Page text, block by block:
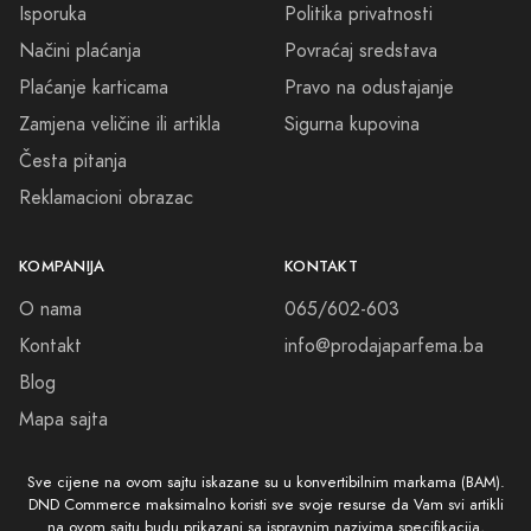
Isporuka
Načini plaćanja
Plaćanje karticama
Zamjena veličine ili artikla
Česta pitanja
Reklamacioni obrazac
Politika privatnosti
Povraćaj sredstava
Pravo na odustajanje
Sigurna kupovina
KOMPANIJA
O nama
Kontakt
Blog
Mapa sajta
KONTAKT
065/602-603
info@prodajaparfema.ba
Sve cijene na ovom sajtu iskazane su u konvertibilnim markama (BAM).
DND Commerce maksimalno koristi sve svoje resurse da Vam svi artikli
na ovom sajtu budu prikazani sa ispravnim nazivima specifikacija,